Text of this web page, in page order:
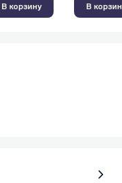
В корзину В